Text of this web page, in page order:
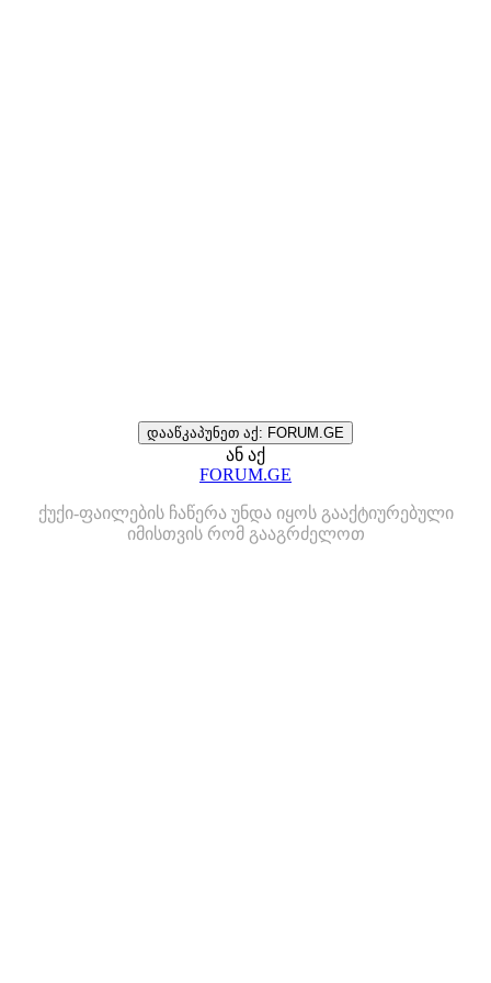
დააწკაპუნეთ აქ: FORUM.GE
ან აქ
FORUM.GE
ქუქი-ფაილების ჩაწერა უნდა იყოს გააქტიურებული
იმისთვის რომ გააგრძელოთ